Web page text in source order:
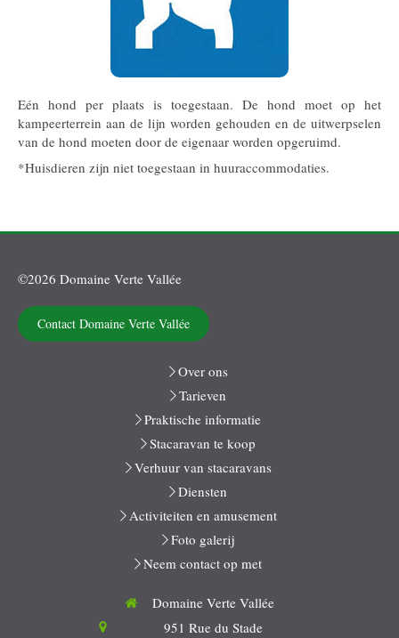
Eén hond per plaats is toegestaan. De hond moet op het
kampeerterrein aan de lijn worden gehouden en de uitwerpselen
van de hond moeten door de eigenaar worden opgeruimd.
*Huisdieren zijn niet toegestaan in huuraccommodaties.
©2026 Domaine Verte Vallée
Contact Domaine Verte Vallée
Over ons
Tarieven
Praktische informatie
Stacaravan te koop
Verhuur van stacaravans
Diensten
Activiteiten en amusement
Foto galerij
Neem contact op met
Domaine Verte Vallée
951 Rue du Stade